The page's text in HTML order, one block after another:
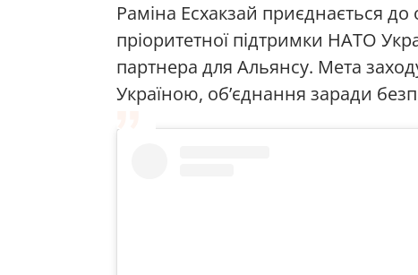
Раміна Есхакзай приєднається
пріоритетної підтримки НАТО
партнера для Альянсу. Мета
Україною, об’єднання заради